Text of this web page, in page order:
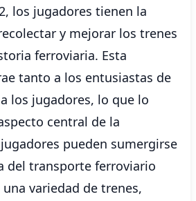
los jugadores tienen la
y mejorar los trenes
ferroviaria. Esta
tanto a los entusiastas de
los jugadores, lo que lo
central de la
pueden sumergirse
del transporte ferroviario
variedad de trenes,